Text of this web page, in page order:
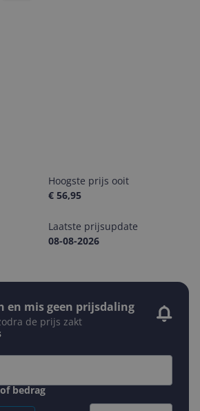
Hoogste prijs ooit
€ 56,95
Laatste prijsupdate
08-08-2026
en mis geen prijsdaling
de prijs zakt
bedrag
Gewenste prijs